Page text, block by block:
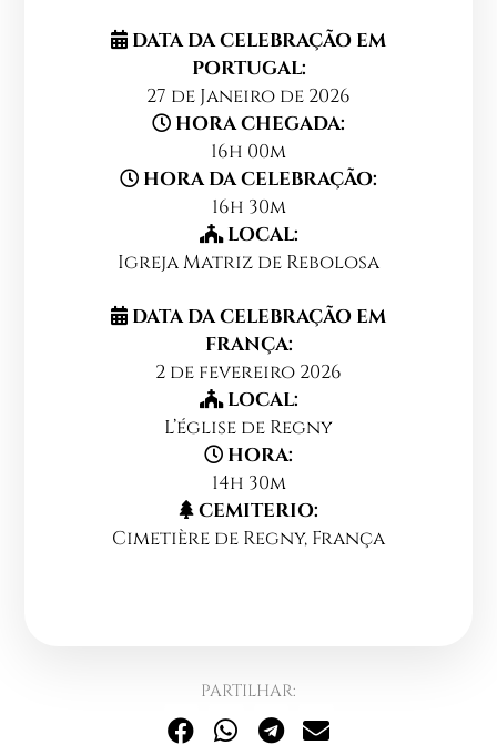
DATA DA CELEBRAÇÃO EM
PORTUGAL:
27 de Janeiro de 2026
HORA CHEGADA:
16h 00m
HORA DA CELEBRAÇÃO:
16h 30m
LOCAL:
Igreja Matriz de Rebolosa
DATA DA CELEBRAÇÃO EM
FRANÇA:
2 de fevereiro 2026
LOCAL:
L’église de Regny
HORA:
14h 30m
CEMITERIO:
Cimetière de Regny, França
PARTILHAR: